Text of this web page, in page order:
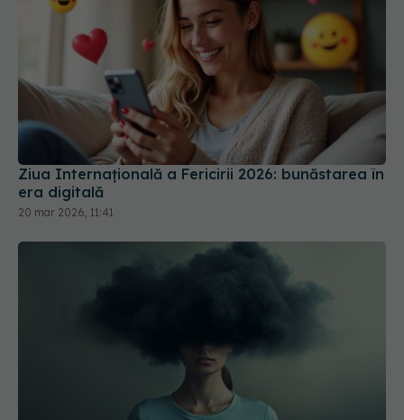
Ziua Internațională a Fericirii 2026: bunăstarea în
era digitală
20 mar 2026, 11:41